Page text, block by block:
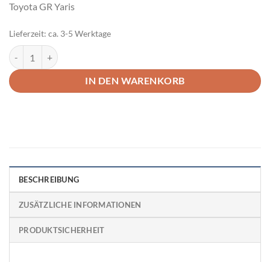
Toyota GR Yaris
Lieferzeit: ca. 3-5 Werktage
Wellendichtring Differenzial hinten Original Toyota GR Yaris Menge
IN DEN WARENKORB
BESCHREIBUNG
ZUSÄTZLICHE INFORMATIONEN
PRODUKTSICHERHEIT